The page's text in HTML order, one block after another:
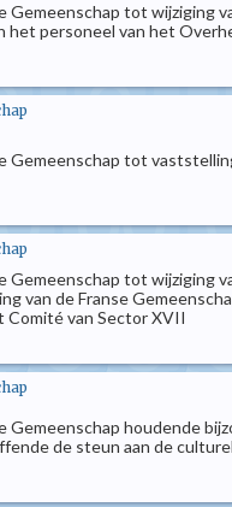
Gemeenschap tot
personeel van het
Gemeenschap tot
Gemeenschap tot wijziging
van de Franse
van Sector XVII
Gemeenschap houdende
de steun aan de